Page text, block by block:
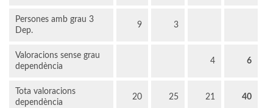
Persones amb grau 3
Dep.
9 3
Valoracions sense grau
dependència
4 6
Tota valoracions
dependència
20 25 21 40